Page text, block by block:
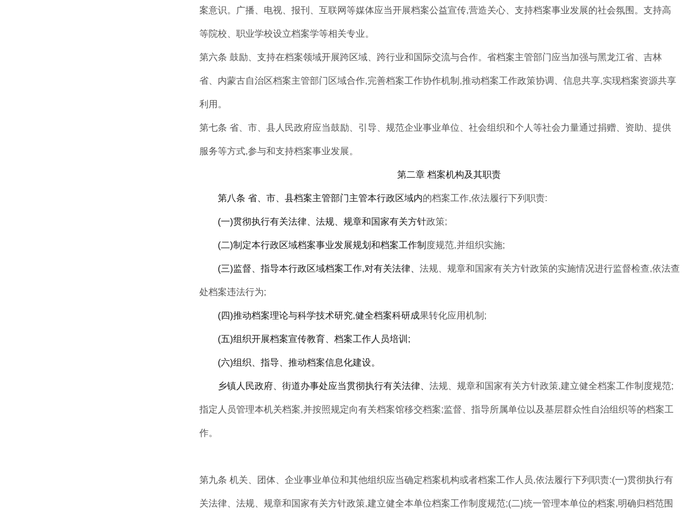
案意识。 广播、 电视、 报刊 、 互联网等媒体应当开展档案公益宣传,营造关心、 支持档案事业发展的社会氛围 。 支持高
等院校、 职业学校设立档案学等相关专业。
第六条 鼓励、支持在档案领域开展跨区域、跨行业和国际交流与合作。 省档案主管部门应当加强与黑龙江省、吉林
省、内蒙古自治区档案主管部门区域合作,完善档案工作协作机制 ,推动档案工作政策协调 、 信息共享,实现档案资源共享
利 用 。
第七条 省、市、县人民政府应当鼓励、引导、规范企业事业单位、 社会组织和个人等社会力量通过捐赠、 资助、 提供
服务等方式,参与和支持档案事业发展。
第二章 档案机构及其职责
第八条 省、市、县档案主管部门主管本行政区域内的档案工作,依法履行下列职责:
(一)贯彻执行有关法律、法规、规章和国家有关方针政策;
(二)制定本行政区域档案事业发展规划和档案工作制 度规范,并组织实施;
(三)监督、指导本行政区域档案工作,对有关法律、 法规、 规章和国家有关方针政策的实施情况进行监督检查,依法查
处档案违法行为;
(四)推动档案理论与科学技术研究,健全档案科研成果转化应用机制 ;
(五)组织开展档案宣传教育、档案工作人员培训;
(六)组织、指导、推动档案信息化建设。
乡镇人民政府、街道办事处应当贯彻执行有关法律、 法规、 规章和国家有关方针政策,建立健全档案工作制度规范;
指定人员管理本机关档案,并按照规定向有关档案馆移交档案;监督、 指导所属单位以及基层群众性自治组 织等的档案工
作。
第九条 机关、团体、企业事业单位和其他组织应当确定档案机构或者档案工作人员,依法履行下列职责:(一)贯彻执行有
关法律、法规、规章和国家有关方针政策,建立健全本单位档案工作制度规范;(二)统一管理本单位的档案,明确归档范围